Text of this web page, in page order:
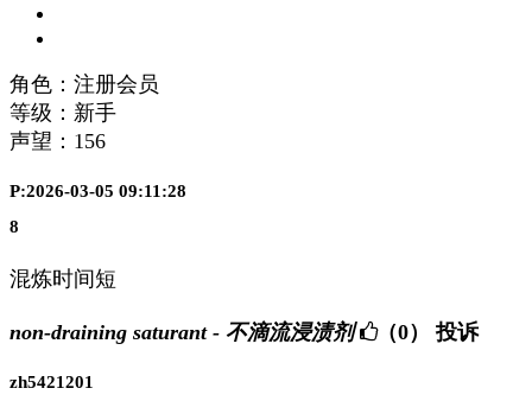
角色：注册会员
等级：新手
声望： 156
P:2026-03-05 09:11:28
8
混炼时间短
non-draining saturant - 不滴流浸渍剂 （0） 投诉
zh5421201